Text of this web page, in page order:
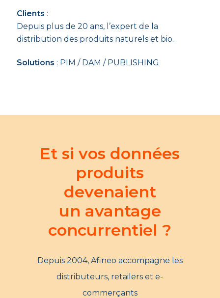
Clients :
Depuis plus de 20 ans, l’expert de la
distribution des produits naturels et bio.
Solutions : PIM / DAM / PUBLISHING
Et si vos données
produits
devenaient
un avantage
concurrentiel ?
Depuis 2004, Afineo accompagne les
distributeurs, retailers et e-
commerçants